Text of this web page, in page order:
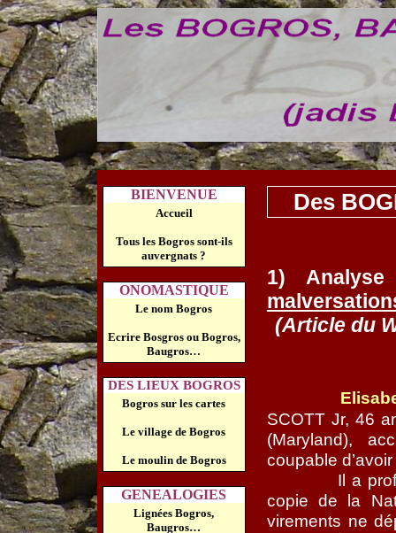
BIENVENUE
Accueil
Tous les Bogros sont-ils
auvergnats ?
ONOMASTIQUE
Le nom Bogros
Ecrire Bosgros ou Bogros,
Baugros…
DES LIEUX BOGROS
Bogros sur les cartes
Le village de Bogros
Le moulin de Bogros
GENEALOGIES
Lignées Bogros,
Baugros…
Des
1)
(Article du
SCOTT Jr, 46
(Maryland),
coupable
Il a
copie de la
virements ne